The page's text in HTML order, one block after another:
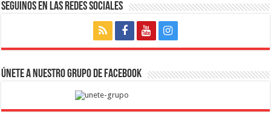
Seguinos en las Redes Sociales
Únete a nuestro Grupo de Facebook